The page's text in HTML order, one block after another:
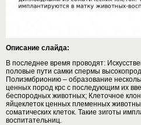
Описание слайда:
В последнее время проводят:
половые пути самки спермы
Полиэмбрионию – образование
ценных пород крс с последующим их
беспородных животных; Клеточное
яйцеклеток ценных племенных
соматических клеток. Такие зиготы
воспитательниц.